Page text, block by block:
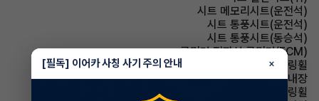
시트 메모리시트(운전석)
시트 통풍시트(운전석)
시트 통풍시트(동승석)
룸미러 전자식 룸미러(ECM)
스티어링휠 가죽스티어링휠
스티어링휠 열선내장
스티어링휠 속도감응식 스티어링휠
[필독] 이어카 사칭 사기 주의 안내 ×